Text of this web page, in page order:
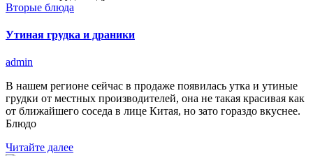
Вторые блюда
Утиная грудка и драники
admin
В нашем регионе сейчас в продаже появилась утка и утиные
грудки от местных производителей, она не такая красивая как
от ближайшего соседа в лице Китая, но зато гораздо вкуснее.
Блюдо
Читайте далее